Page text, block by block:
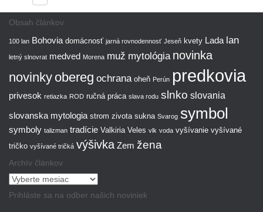
Obsah článkov
100 lan Bohovia domácnosť jarná rovnodennosť Jeseň kvety Lada lan
letný slnovrat medved Morena muž mytológia novinka
novinky obereg ochrana oheň Perún predkovia
privesok retiazka ROD ručná práca slava rodu slnko slovania
slovanska mytologia strom zivota sukna Svarog symbol
symboly talizman tradície Valkiria Veles vlk voda vyšívanie vyšívané
tričko vyšívané tričká výšivka Zem žena
Archív článkov
Archív
článkov
Prihláste sa na odber našich noviniek